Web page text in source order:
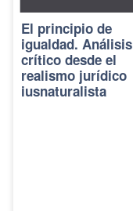
El principio de
igualdad. Análisis
crítico desde el
realismo jurídico
iusnaturalista